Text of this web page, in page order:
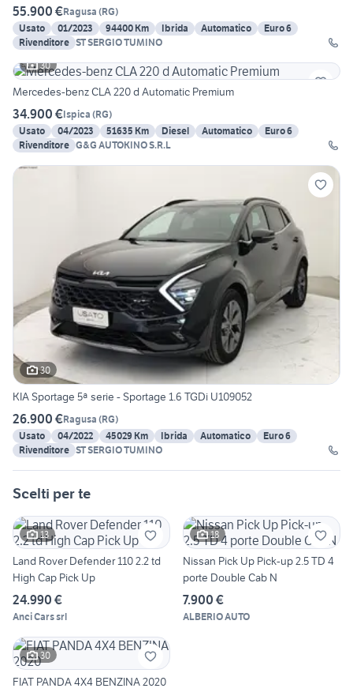
55.900 €Ragusa (RG)
Usato
01/2023 94400 Km Ibrida Automatico
Euro 6
Rivenditore ST SERGIO TUMINO
30
Mercedes-benz CLA 220 d Automatic Premium
34.900 €Ispica (RG)
Usato
04/2023 51635 Km Diesel Automatico
Euro 6
Rivenditore G&G AUTOKINO S.R.L
30
KIA Sportage 5ª serie - Sportage 1.6 TGDi U109052
26.900 €Ragusa (RG)
Usato
04/2022 45029 Km Ibrida Automatico
Euro 6
Rivenditore ST SERGIO TUMINO
Scelti per te
13
Land Rover Defender 110 2.2 td
High Cap Pick Up
24.990 €
Anci Cars srl
18
Nissan Pick Up Pick-up 2.5 TD 4
porte Double Cab N
7.900 €
ALBERIO AUTO
30
FIAT PANDA 4X4 BENZINA 2020